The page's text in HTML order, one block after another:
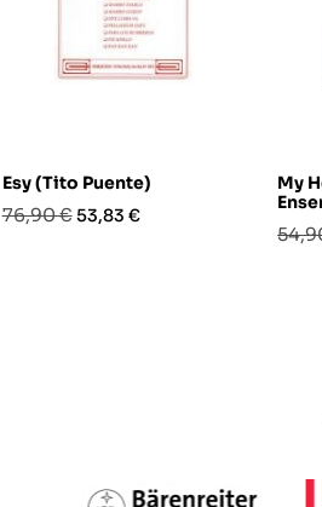
Esy (Tito Puente)
Prezzo
76,90 €Prezzo
53,83 €
My